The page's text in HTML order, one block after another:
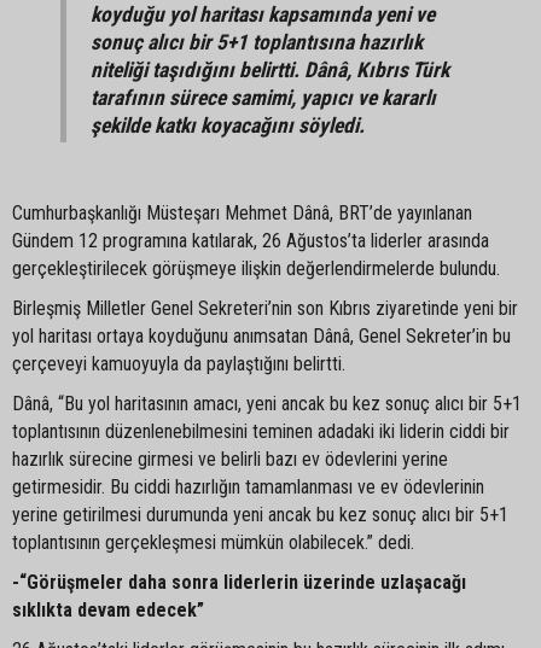
koyduğu yol haritası kapsamında yeni ve
sonuç alıcı bir 5+1 toplantısına hazırlık
niteliği taşıdığını belirtti. Dânâ, Kıbrıs Türk
tarafının sürece samimi, yapıcı ve kararlı
şekilde katkı koyacağını söyledi.
Cumhurbaşkanlığı Müsteşarı Mehmet Dânâ, BRT’de yayınlanan
Gündem 12 programına katılarak, 26 Ağustos’ta liderler arasında
gerçekleştirilecek görüşmeye ilişkin değerlendirmelerde bulundu.
Birleşmiş Milletler Genel Sekreteri’nin son Kıbrıs ziyaretinde yeni bir
yol haritası ortaya koyduğunu anımsatan Dânâ, Genel Sekreter’in bu
çerçeveyi kamuoyuyla da paylaştığını belirtti.
Dânâ, “Bu yol haritasının amacı, yeni ancak bu kez sonuç alıcı bir 5+1
toplantısının düzenlenebilmesini teminen adadaki iki liderin ciddi bir
hazırlık sürecine girmesi ve belirli bazı ev ödevlerini yerine
getirmesidir. Bu ciddi hazırlığın tamamlanması ve ev ödevlerinin
yerine getirilmesi durumunda yeni ancak bu kez sonuç alıcı bir 5+1
toplantısının gerçekleşmesi mümkün olabilecek.” dedi.
-“Görüşmeler daha sonra liderlerin üzerinde uzlaşacağı
sıklıkta devam edecek”